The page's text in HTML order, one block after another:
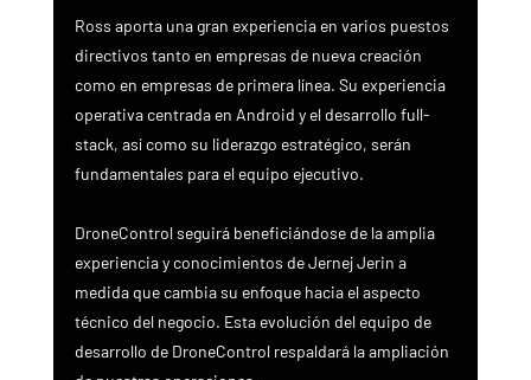
Ross aporta una gran experiencia en varios puestos
directivos tanto en empresas de nueva creación
como en empresas de primera línea. Su experiencia
operativa centrada en Android y el desarrollo full-
stack, así como su liderazgo estratégico, serán
fundamentales para el equipo ejecutivo.
DroneControl seguirá beneficiándose de la amplia
experiencia y conocimientos de Jernej Jerin a
medida que cambia su enfoque hacia el aspecto
técnico del negocio. Esta evolución del equipo de
desarrollo de DroneControl respaldará la ampliación